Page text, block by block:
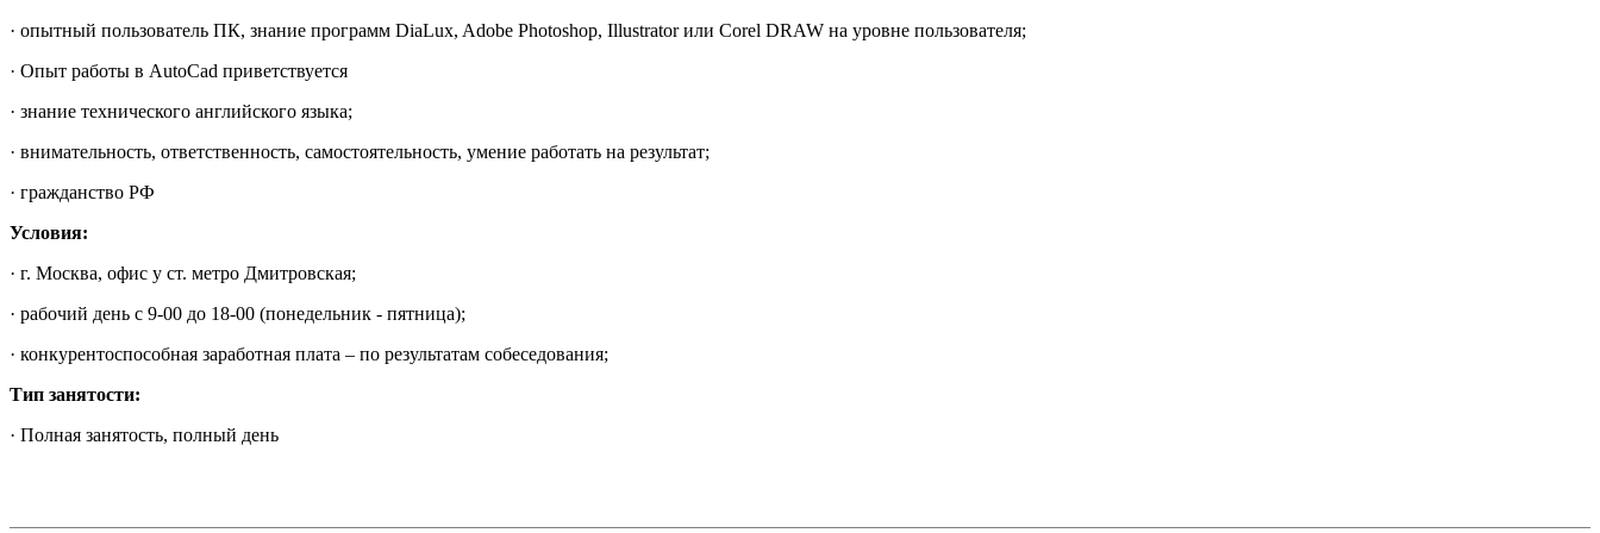
· опытный пользователь ПК, знание программ DiaLux, Adobe Photoshop, Illustrator или Corel DRAW на уровне пользователя;
· Опыт работы в AutoCad приветствуется
· знание технического английского языка;
· внимательность, ответственность, самостоятельность, умение работать на результат;
· гражданство РФ
Условия:
· г. Москва, офис у ст. метро Дмитровская;
· рабочий день с 9-00 до 18-00 (понедельник - пятница);
· конкурентоспособная заработная плата – по результатам собеседования;
Тип занятости:
· Полная занятость, полный день